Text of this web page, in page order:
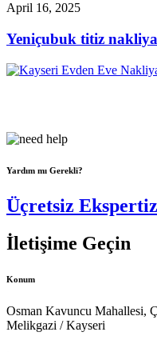
April 16, 2025
Yeniçubuk titiz
Yardım mı Gerekli?
Üçretsiz Ekspertiz
İletişime Geçin
Konum
Osman Kavuncu Mahallesi,
Melikgazi / Kayseri